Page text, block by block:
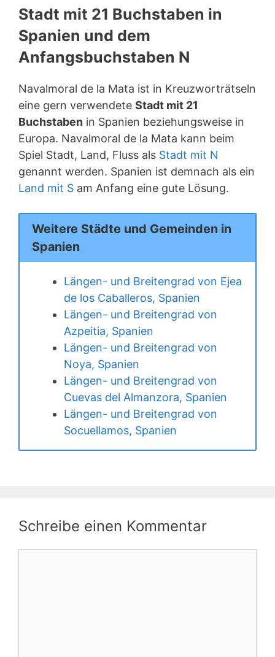
Stadt mit 21 Buchstaben in
Spanien und dem
Anfangsbuchstaben N
Navalmoral de la Mata ist in Kreuzworträtseln
eine gern verwendete Stadt mit 21
Buchstaben in Spanien beziehungsweise in
Europa. Navalmoral de la Mata kann beim
Spiel Stadt, Land, Fluss als Stadt mit N
genannt werden. Spanien ist demnach als ein
Land mit S am Anfang eine gute Lösung.
Weitere Städte und Gemeinden in
Spanien
Längen- und Breitengrad von Ejea
de los Caballeros, Spanien
Längen- und Breitengrad von
Azpeitia, Spanien
Längen- und Breitengrad von
Noya, Spanien
Längen- und Breitengrad von
Cuevas del Almanzora, Spanien
Längen- und Breitengrad von
Socuellamos, Spanien
Schreibe einen Kommentar